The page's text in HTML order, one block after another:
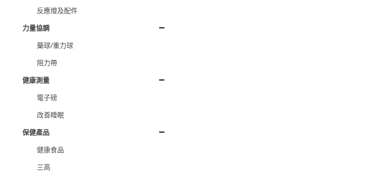
反應燈及配件
力量協調
藥球/重力球
阻力帶
健康測量
電子磅
改善睡眠
保健產品
健康食品
三高